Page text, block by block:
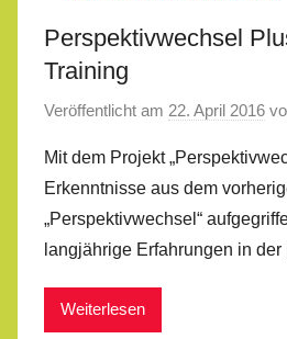
Perspektivwechsel
Training
Veröffentlicht am 22. April 2016
Mit dem Projekt
Erkenntnisse aus dem
„Perspektivwechsel“
langjährige Erfahrungen in
Weiterlesen